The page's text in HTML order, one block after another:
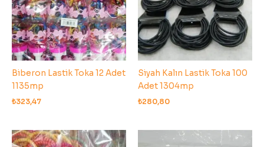
Biberon Lastik Toka 12 Adet
1135mp
₺323,47
Siyah Kalın Lastik Toka 100
Adet 1304mp
₺280,80